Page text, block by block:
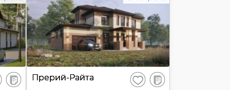
В
сравнение
Прерий-Райта Сохранить
В
сравнение